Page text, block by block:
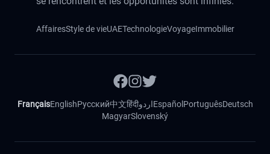
AffairesStyle de vieUAETechnologieVoyageImmobilier
FrançaisEnglishРусский中文हिंदीاردوEspañol PortuguêsDeutsch
MagyarSlovenský